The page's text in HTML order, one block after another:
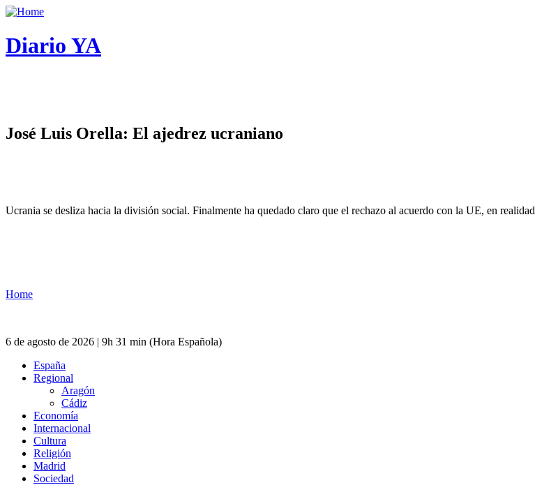
Diario YA
José Luis Orella: El ajedrez ucraniano
Ucrania se desliza hacia la división social. Finalmente ha quedado claro que el rechazo al acuerdo con la UE, en
Home
6 de agosto de 2026 | 9h 31 min (Hora Española)
España
Regional
Aragón
Cádiz
Economía
Internacional
Cultura
Religión
Madrid
Sociedad